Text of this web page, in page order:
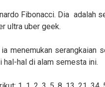
Fibonacci. Dia adalah
ultra uber geek.
menemukan serangkaian
hal-hal di alam semesta ini.